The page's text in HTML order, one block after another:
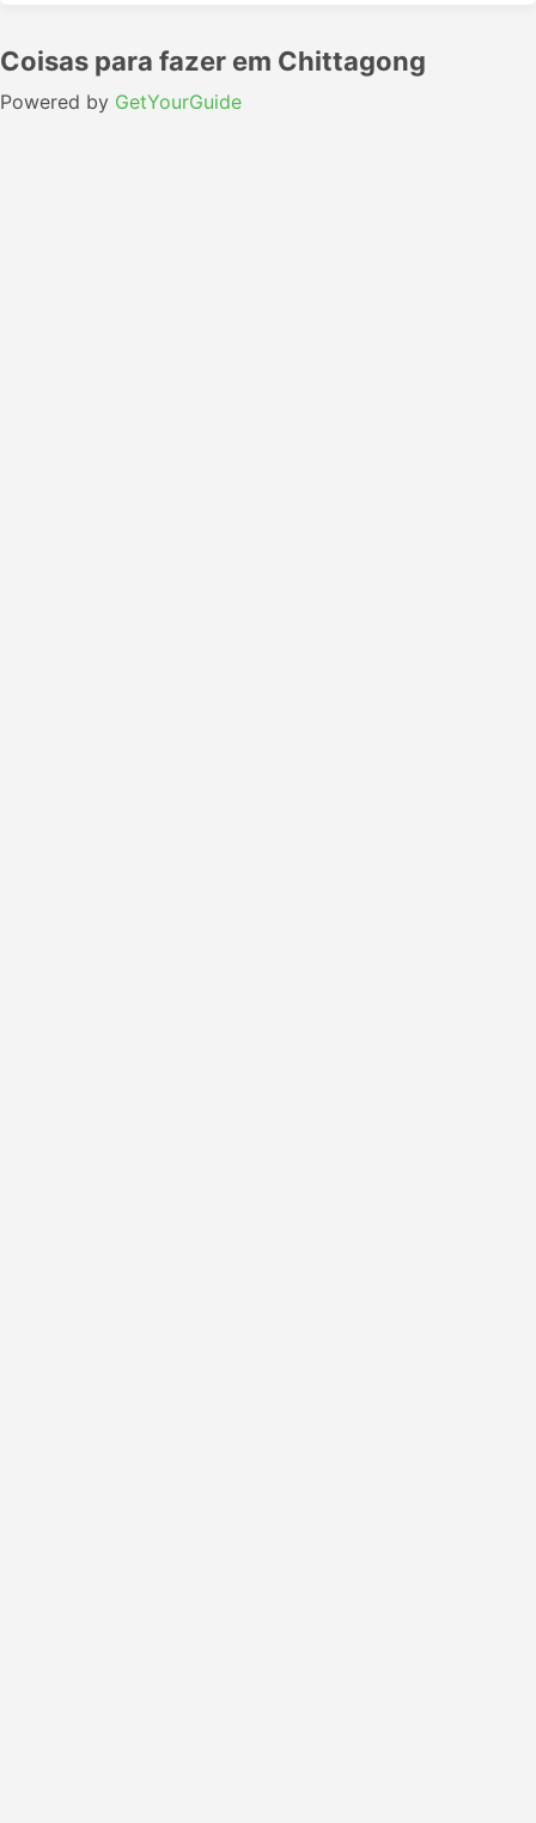
Coisas para fazer em Chittagong
Powered by GetYourGuide